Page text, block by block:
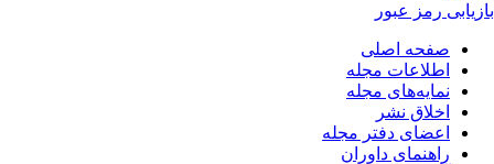
رمز عبور
صفحه اصلی
اطلاعات مجله
نمایه‌های مجله
اخلاق نشر
اعضای دفتر مجله
راهنمای داوران